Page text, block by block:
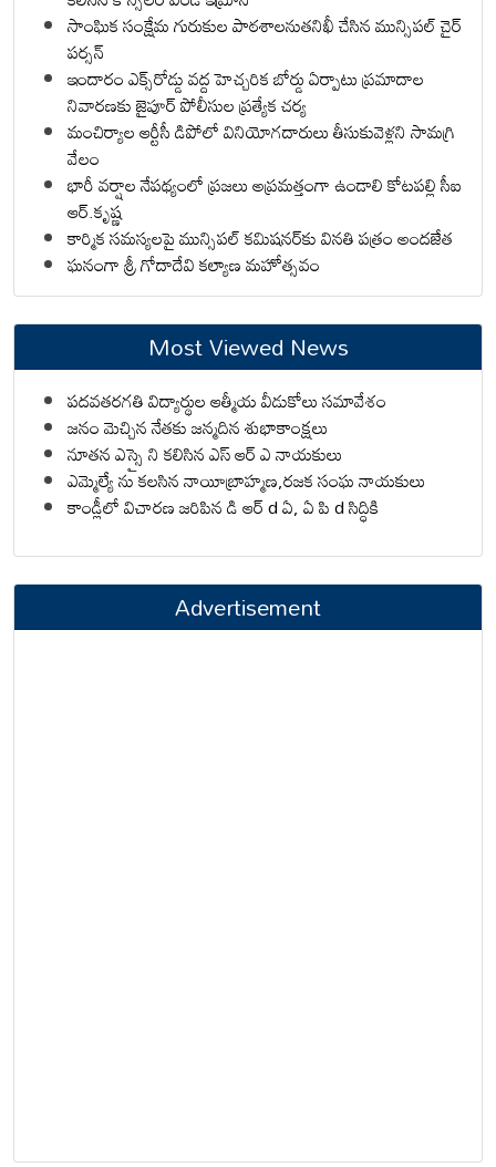
సాంఘిక సంక్షేమ గురుకుల పాఠశాలనుతనిఖీ చేసిన మున్సిపల్ చైర్
పర్సన్
ఇందారం ఎక్స్‌రోడ్డు వద్ద హెచ్చరిక బోర్డు ఏర్పాటు ప్రమాదాల
నివారణకు జైపూర్ పోలీసుల ప్రత్యేక చర్య
మంచిర్యాల ఆర్టీసీ డిపోలో వినియోగదారులు తీసుకువెళ్లని సామగ్రి
వేలం
భారీ వర్షాల నేపథ్యంలో ప్రజలు అప్రమత్తంగా ఉండాలి కోటపల్లి సీఐ
ఆర్.కృష్ణ
కార్మిక సమస్యలపై మున్సిపల్ కమిషనర్‌కు వినతి పత్రం అందజేత
ఘనంగా శ్రీ గోదాదేవి కల్యాణ మహోత్సవం
Most Viewed News
పదవతరగతి విద్యార్థుల ఆత్మీయ వీడుకోలు సమావేశం
జనం మెచ్చిన నేతకు జన్మదిన శుభాకాంక్షలు
నూతన ఎస్సై ని కలిసిన ఎస్ ఆర్ ఎ నాయకులు
ఎమ్మెల్యే ను కలసిన నాయీబ్రాహ్మణ,రజక సంఘ నాయకులు
కాండ్లీలో విచారణ జరిపిన డి ఆర్ d ఏ, ఏ పి d సిద్ధికి
Advertisement